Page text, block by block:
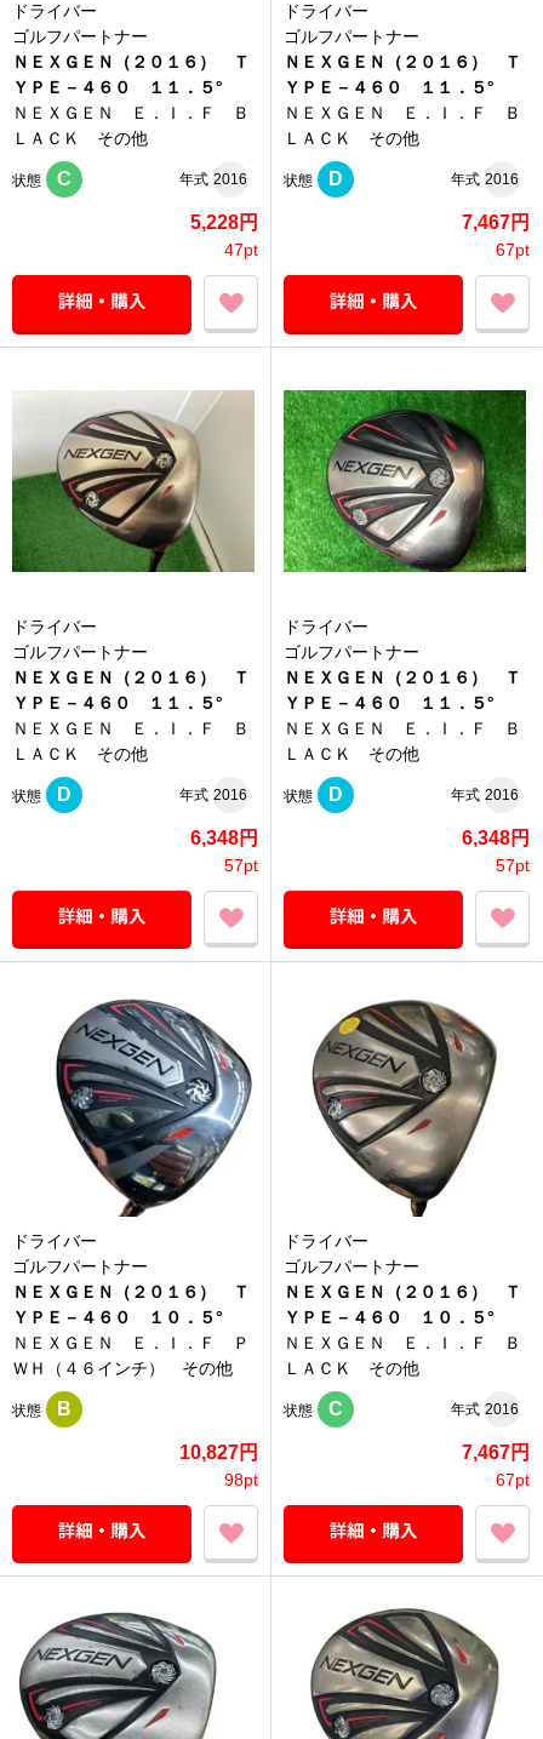
ドライバー
ゴルフパートナー
ＮＥＸＧＥＮ（２０１６） Ｔ
ＹＰＥ－４６０ １１．５°
ＮＥＸＧＥＮ Ｅ．Ｉ．Ｆ Ｂ
ＬＡＣＫ その他
状態 C 年式 2016
5,228円
47pt
ドライバー
ゴルフパートナー
ＮＥＸＧＥＮ（２０１６） Ｔ
ＹＰＥ－４６０ １１．５°
ＮＥＸＧＥＮ Ｅ．Ｉ．Ｆ Ｂ
ＬＡＣＫ その他
状態 D 年式 2016
7,467円
67pt
ドライバー
ゴルフパートナー
ＮＥＸＧＥＮ（２０１６） Ｔ
ＹＰＥ－４６０ １１．５°
ＮＥＸＧＥＮ Ｅ．Ｉ．Ｆ Ｂ
ＬＡＣＫ その他
状態 D 年式 2016
6,348円
57pt
ドライバー
ゴルフパートナー
ＮＥＸＧＥＮ（２０１６） Ｔ
ＹＰＥ－４６０ １１．５°
ＮＥＸＧＥＮ Ｅ．Ｉ．Ｆ Ｂ
ＬＡＣＫ その他
状態 D 年式 2016
6,348円
57pt
ドライバー
ゴルフパートナー
ＮＥＸＧＥＮ（２０１６） Ｔ
ＹＰＥ－４６０ １０．５°
ＮＥＸＧＥＮ Ｅ．Ｉ．Ｆ Ｐ
ＷＨ（４６インチ） その他
状態 B
10,827円
98pt
ドライバー
ゴルフパートナー
ＮＥＸＧＥＮ（２０１６） Ｔ
ＹＰＥ－４６０ １０．５°
ＮＥＸＧＥＮ Ｅ．Ｉ．Ｆ Ｂ
ＬＡＣＫ その他
状態 C 年式 2016
7,467円
67pt